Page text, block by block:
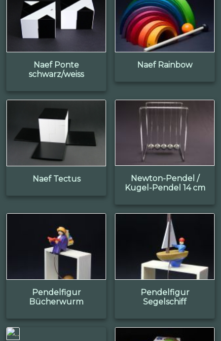
Naef Ponte
schwarz/weiss
Naef Rainbow
Naef Tectus
Newton-Pendel /
Kugel-Pendel 14 cm
Pendelfigur
Bücherwurm
Pendelfigur
Segelschiff